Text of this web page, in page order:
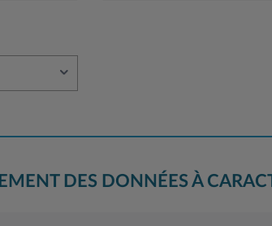
DES DONNÉES À